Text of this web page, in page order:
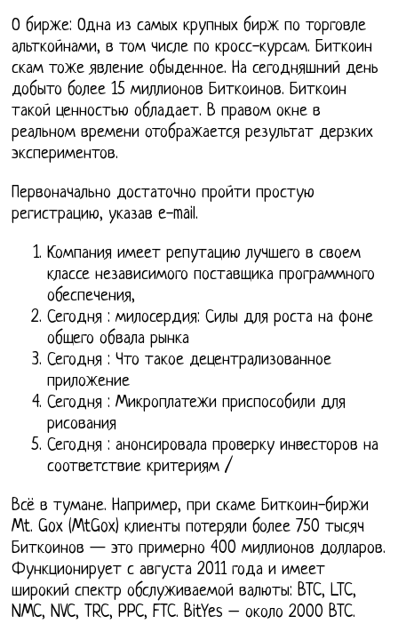
О бирже: Одна из самых крупных бирж по торговле
альткойнами, в том числе по кросс-курсам. Биткоин
скам тоже явление обыденное. На сегодняшний день
добыто более 15 миллионов Биткоинов. Биткоин
такой ценностью обладает. В правом окне в
реальном времени отображается результат дерзких
экспериментов.
Первоначально достаточно пройти простую
регистрацию, указав e-mail.
Компания имеет репутацию лучшего в своем
классе независимого поставщика программного
обеспечения,
Сегодня : милосердия: Силы для роста на фоне
общего обвала рынка
Сегодня : Что такое децентрализованное
приложение
Сегодня : Микроплатежи приспособили для
рисования
Сегодня : анонсировала проверку инвесторов на
соответствие критериям /
Всё в тумане. Например, при скаме Биткоин-биржи
Mt. Gox (MtGox) клиенты потеряли более 750 тысяч
Биткоинов — это примерно 400 миллионов долларов.
Функционирует с августа 2011 года и имеет
широкий спектр обслуживаемой валюты: BTC, LTC,
NMC, NVC, TRC, PPC, FTC. BitYes – около 2000 BTC.